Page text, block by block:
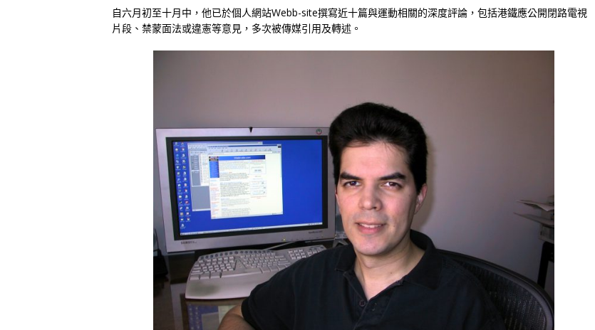
自六月初至十月中，他已於個人網站Webb-site撰寫近十篇與運動相關的深度評論，包括港鐵應公開閉路電視
片段、禁蒙面法或違憲等意見，多次被傳媒引用及轉述。